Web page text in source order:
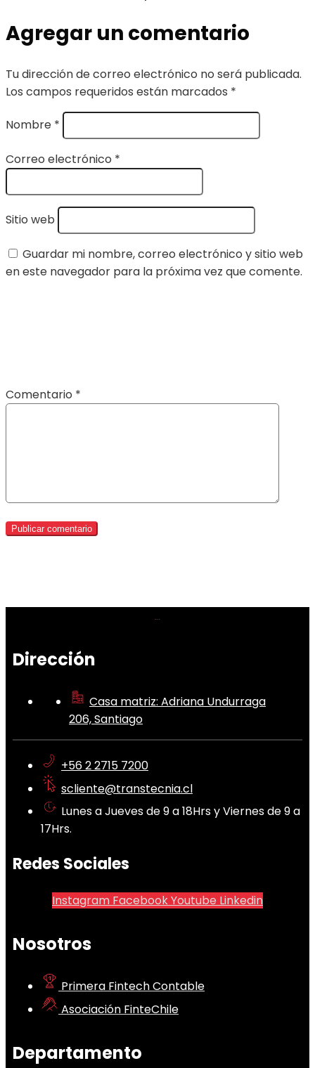
Agregar un comentario
Tu dirección de correo electrónico no será publicada.
Los campos requeridos están marcados *
Nombre *
Correo electrónico *
Sitio web
Guardar mi nombre, correo electrónico y sitio web
en este navegador para la próxima vez que comente.
Comentario *
Dirección
Casa matriz: Adriana Undurraga
206, Santiago
+56 2 2715 7200
scliente@transtecnia.cl
Lunes a Jueves de 9 a 18Hrs y Viernes de 9 a
17Hrs.
Redes Sociales
Instagram FacebookYoutube Linkedin
Nosotros
Primera Fintech Contable
Asociación FinteChile
Departamento